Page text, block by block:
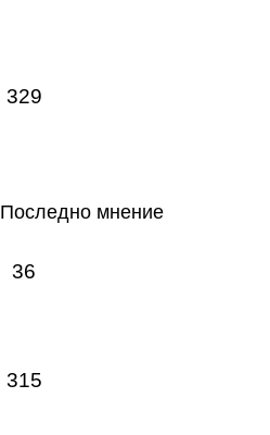
329
Последно мнение
36
315